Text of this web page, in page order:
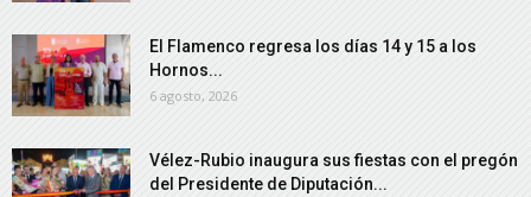
El Flamenco regresa los días 14 y 15 a los
Hornos...
6 agosto, 2026
Vélez-Rubio inaugura sus fiestas con el pregón
del Presidente de Diputación...